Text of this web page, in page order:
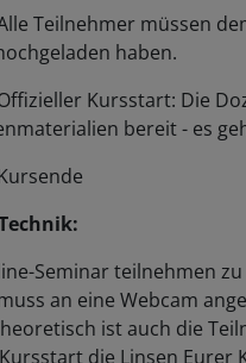
Teilnehmer müssen
haben.
Kursstart: Die
bereit - es
Seminar teilnehmen
an eine Webcam
ist auch die
die Linsen Eurer